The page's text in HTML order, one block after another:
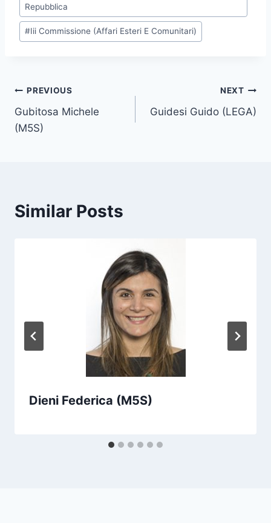
s
:
Repubblica
#Iii Commissione (Affari Esteri E Comunitari)
Post
navigation
PREVIOUS
Gubitosa Michele
(M5S)
NEXT
Guidesi Guido (LEGA)
Similar Posts
Dieni Federica (M5S)